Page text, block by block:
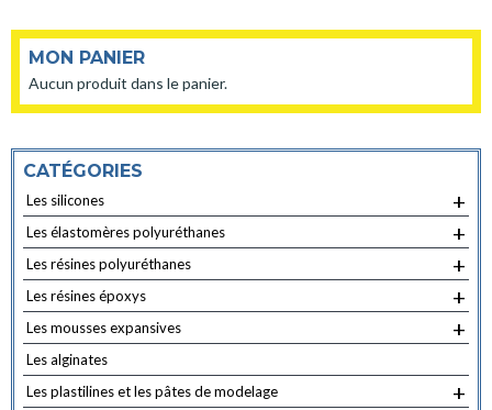
MON PANIER
Aucun produit dans le panier.
CATÉGORIES
+
Les silicones
+
Les élastomères polyuréthanes
+
Les résines polyuréthanes
+
Les résines époxys
+
Les mousses expansives
Les alginates
+
Les plastilines et les pâtes de modelage